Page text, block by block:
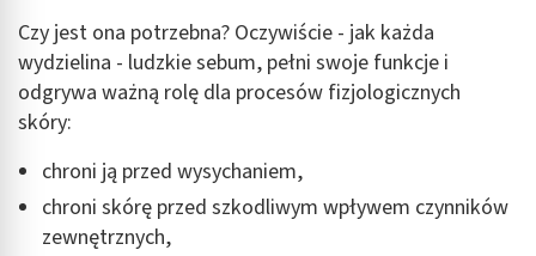
Czy jest ona potrzebna? Oczywiście - jak każda
wydzielina - ludzkie sebum, pełni swoje funkcje i
odgrywa ważną rolę dla procesów fizjologicznych
skóry:
chroni ją przed wysychaniem,
chroni skórę przed szkodliwym wpływem czynników
zewnętrznych,